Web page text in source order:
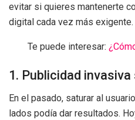
evitar si quieres mantenerte
digital cada vez más exigente.
Te puede interesar:
1. Publicidad
En el pasado, saturar al
lados podía dar resultados.